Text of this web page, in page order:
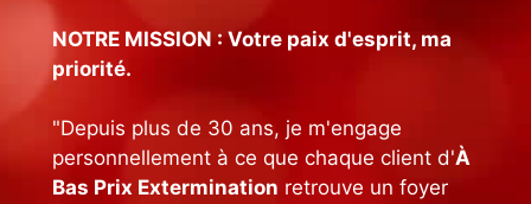
NOTRE MISSION : Votre paix d'esprit, ma
priorité.
"Depuis plus de 30 ans, je m'engage
personnellement à ce que chaque client d'À
Bas Prix Extermination retrouve un foyer